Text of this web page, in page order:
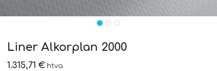
Liner Alkorplan 2000
1.315,71 € htva